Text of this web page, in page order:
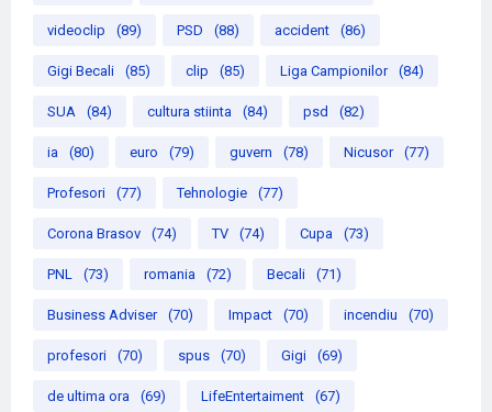
videoclip (89) PSD (88) accident (86)
Gigi Becali (85) clip (85) Liga Campionilor (84)
SUA (84) cultura stiinta (84) psd (82)
ia (80) euro (79) guvern (78) Nicusor (77)
Profesori (77) Tehnologie (77)
Corona Brasov (74) TV (74) Cupa (73)
PNL (73) romania (72) Becali (71)
Business Adviser (70) Impact (70) incendiu (70)
profesori (70) spus (70) Gigi (69)
de ultima ora (69) LifeEntertaiment (67)